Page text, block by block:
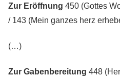
Zur Eröffnung 450 (Gottes
/ 143 (Mein ganzes herz
(…)
Zur Gabenbereitung 448